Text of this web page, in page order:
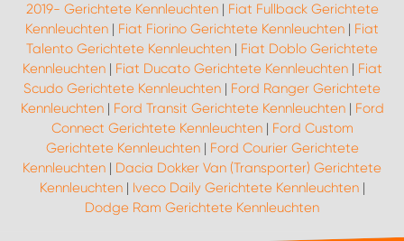
2019- Gerichtete Kennleuchten| Fiat Fullback Gerichtete
Kennleuchten | Fiat Fiorino Gerichtete Kennleuchten | Fiat
Talento Gerichtete Kennleuchten | Fiat Doblo Gerichtete
Kennleuchten| Fiat Ducato Gerichtete Kennleuchten| Fiat
Scudo Gerichtete Kennleuchten | Ford Ranger Gerichtete
Kennleuchten| Ford Transit Gerichtete Kennleuchten| Ford
Connect Gerichtete Kennleuchten| Ford Custom
Gerichtete Kennleuchten| Ford Courier Gerichtete
Kennleuchten | Dacia Dokker Van (Transporter) Gerichtete
Kennleuchten| Iveco Daily Gerichtete Kennleuchten|
Dodge Ram Gerichtete Kennleuchten